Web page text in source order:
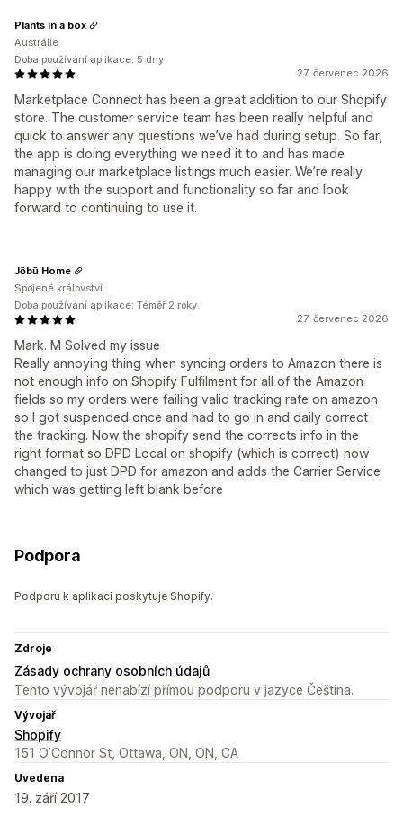
27. červenec 2026
Marketplace Connect has been a great addition to our Shopify
store. The customer service team has been really helpful and
quick to answer any questions we’ve had during setup. So far,
the app is doing everything we need it to and has made
managing our marketplace listings much easier. We’re really
happy with the support and functionality so far and look
forward to continuing to use it.
Plants in a box
Austrálie
Doba používání aplikace: 5 dny
27. červenec 2026
Mark. M Solved my issue
Really annoying thing when syncing orders to Amazon there is
not enough info on Shopify Fulfilment for all of the Amazon
fields so my orders were failing valid tracking rate on amazon
so I got suspended once and had to go in and daily correct
the tracking. Now the shopify send the corrects info in the
right format so DPD Local on shopify (which is correct) now
changed to just DPD for amazon and adds the Carrier Service
which was getting left blank before
Jōbū Home
Spojené království
Doba používání aplikace: Téměř 2 roky
Podpora
Podporu k aplikaci poskytuje Shopify.
Zdroje
Zásady ochrany osobních údajů
Tento vývojář nenabízí přímou podporu v jazyce Čeština.
Vývojář
Shopify
151 O’Connor St, Ottawa, ON, ON, CA
Uvedena
19. září 2017